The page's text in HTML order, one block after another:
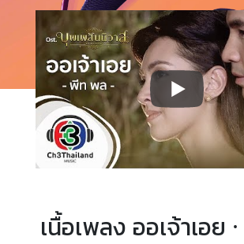
เนื้อเพลง ออเจ้าเอย ·